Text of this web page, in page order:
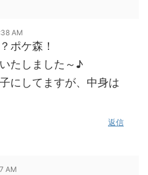
AM
ポケ森！
たしました～♪
にしてますが、中身は
返信
AM